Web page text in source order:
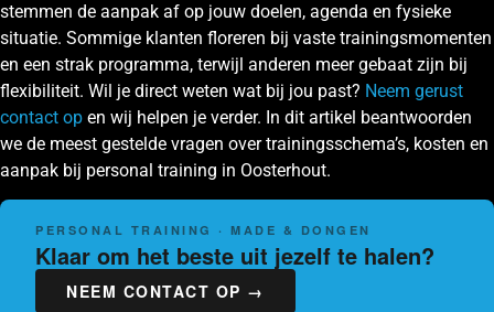
stemmen de aanpak af op jouw doelen, agenda en fysieke
situatie. Sommige klanten floreren bij vaste trainingsmomenten
en een strak programma, terwijl anderen meer gebaat zijn bij
flexibiliteit. Wil je direct weten wat bij jou past? Neem gerust
contact op en wij helpen je verder. In dit artikel beantwoorden
we de meest gestelde vragen over trainingsschema’s, kosten en
aanpak bij personal training in Oosterhout.
PERSONAL TRAINING · MADE & DONGEN
Klaar om het beste uit jezelf te halen?
NEEM CONTACT OP →